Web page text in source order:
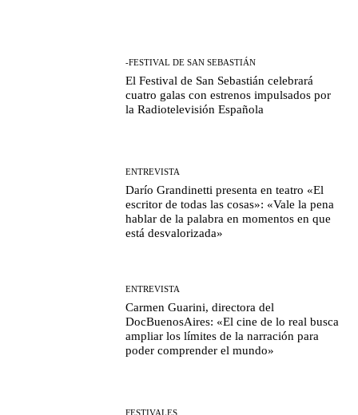
-FESTIVAL DE SAN SEBASTIÁN
El Festival de San Sebastián celebrará
cuatro galas con estrenos impulsados por
la Radiotelevisión Española
ENTREVISTA
Darío Grandinetti presenta en teatro «El
escritor de todas las cosas»: «Vale la pena
hablar de la palabra en momentos en que
está desvalorizada»
ENTREVISTA
Carmen Guarini, directora del
DocBuenosAires: «El cine de lo real busca
ampliar los límites de la narración para
poder comprender el mundo»
FESTIVALES